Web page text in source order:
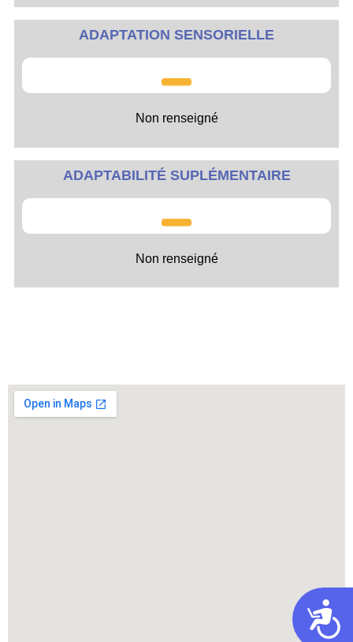
ADAPTATION SENSORIELLE
Non renseigné
ADAPTABILITÉ SUPLÉMENTAIRE
Non renseigné